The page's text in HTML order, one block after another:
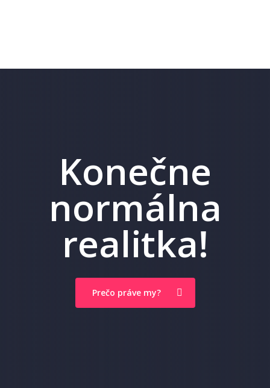
Konečne
normálna
realitka!
Prečo práve my?